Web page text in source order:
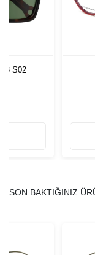
S02
SON BAKTIĞINIZ